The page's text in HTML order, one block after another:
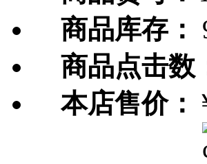
商品库存：
商品点击数
本店售价：